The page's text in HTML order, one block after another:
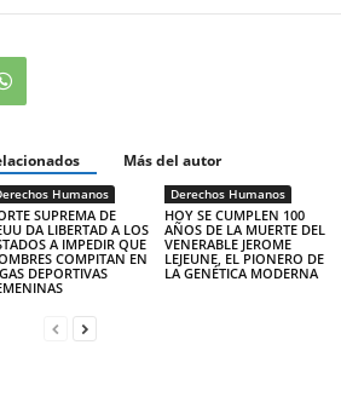
Más del autor
Humanos
SUPREMA DE
DA LIBERTAD A LOS
A IMPEDIR QUE
COMPITAN EN
DEPORTIVAS
Derechos Humanos
HOY SE CUMPLEN 100
AÑOS DE LA MUERTE DEL
VENERABLE JEROME
LEJEUNE, EL PIONERO DE
LA GENÉTICA MODERNA